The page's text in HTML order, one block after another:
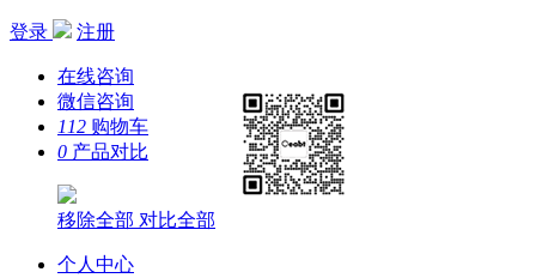
登录 注册
在线咨询
微信咨询
112 购物车
0 产品对比
移除全部 对比全部
个人中心